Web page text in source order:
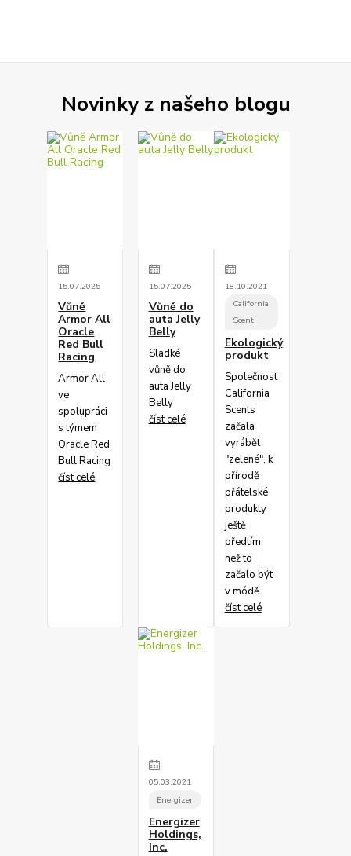
Novinky z našeho blogu
15.07.2025
Vůně
Armor All
Oracle
Red Bull
Racing
Armor All
ve
spolupráci
s týmem
Oracle Red
Bull Racing
číst celé
15.07.2025
Vůně do
auta Jelly
Belly
Sladké
vůně do
auta Jelly
Belly
číst celé
18.10.2021
California
Scent
Ekologický
produkt
Společnost
California
Scents
začala
vyrábět
"zelené", k
přírodě
přátelské
produkty
ještě
předtím,
než to
začalo být
v módě
číst celé
05.03.2021
Energizer
Energizer
Holdings,
Inc.